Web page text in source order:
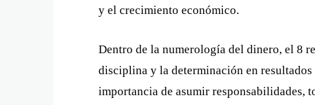
y el crecimiento económico.
Dentro de la numerología del dinero, el 8
disciplina y la determinación en
importancia de asumir responsabilidades,